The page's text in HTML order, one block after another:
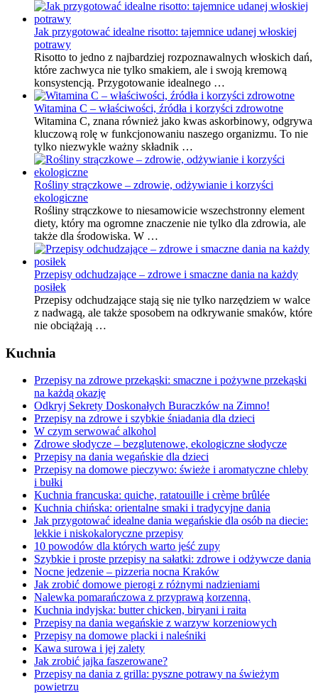
Jak przygotować idealne risotto: tajemnice udanej włoskiej
potrawy
Risotto to jedno z najbardziej rozpoznawalnych włoskich dań,
które zachwyca nie tylko smakiem, ale i swoją kremową
konsystencją. Przygotowanie idealnego …
Witamina C – właściwości, źródła i korzyści zdrowotne
Witamina C, znana również jako kwas askorbinowy, odgrywa
kluczową rolę w funkcjonowaniu naszego organizmu. To nie
tylko niezwykle ważny składnik …
Rośliny strączkowe – zdrowie, odżywianie i korzyści
ekologiczne
Rośliny strączkowe to niesamowicie wszechstronny element
diety, który ma ogromne znaczenie nie tylko dla zdrowia, ale
także dla środowiska. W …
Przepisy odchudzające – zdrowe i smaczne dania na każdy
posiłek
Przepisy odchudzające stają się nie tylko narzędziem w walce
z nadwagą, ale także sposobem na odkrywanie smaków, które
nie obciążają …
Kuchnia
Przepisy na zdrowe przekąski: smaczne i pożywne przekąski
na każdą okazję
Odkryj Sekrety Doskonałych Buraczków na Zimno!
Przepisy na zdrowe i szybkie śniadania dla dzieci
W czym serwować alkohol
Zdrowe słodycze – bezglutenowe, ekologiczne słodycze
Przepisy na dania wegańskie dla dzieci
Przepisy na domowe pieczywo: świeże i aromatyczne chleby
i bułki
Kuchnia francuska: quiche, ratatouille i crème brûlée
Kuchnia chińska: orientalne smaki i tradycyjne dania
Jak przygotować idealne dania wegańskie dla osób na diecie:
lekkie i niskokaloryczne przepisy
10 powodów dla których warto jeść zupy
Szybkie i proste przepisy na sałatki: zdrowe i odżywcze dania
Nocne jedzenie – pizzeria nocna Kraków
Jak zrobić domowe pierogi z różnymi nadzieniami
Nalewka pomarańczowa z przyprawą korzenną.
Kuchnia indyjska: butter chicken, biryani i raita
Przepisy na dania wegańskie z warzyw korzeniowych
Przepisy na domowe placki i naleśniki
Kawa surowa i jej zalety
Jak zrobić jajka faszerowane?
Przepisy na dania z grilla: pyszne potrawy na świeżym
powietrzu